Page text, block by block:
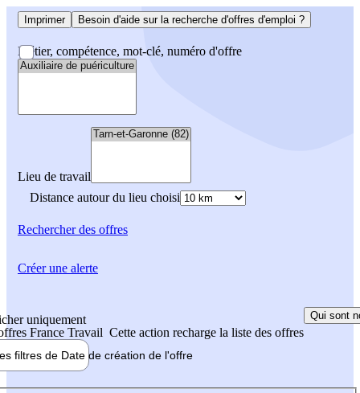
Imprimer Besoin d'aide sur la recherche d'offres d'emploi ?
Métier, compétence, mot-clé, numéro d'offre
Lieu de travail
Distance autour du lieu choisi
Rechercherdes offres
uniquement
France Travail Cette action recharge la liste des offres
Qui sont
filtres de Date de création de l'offre
Créer une alerte